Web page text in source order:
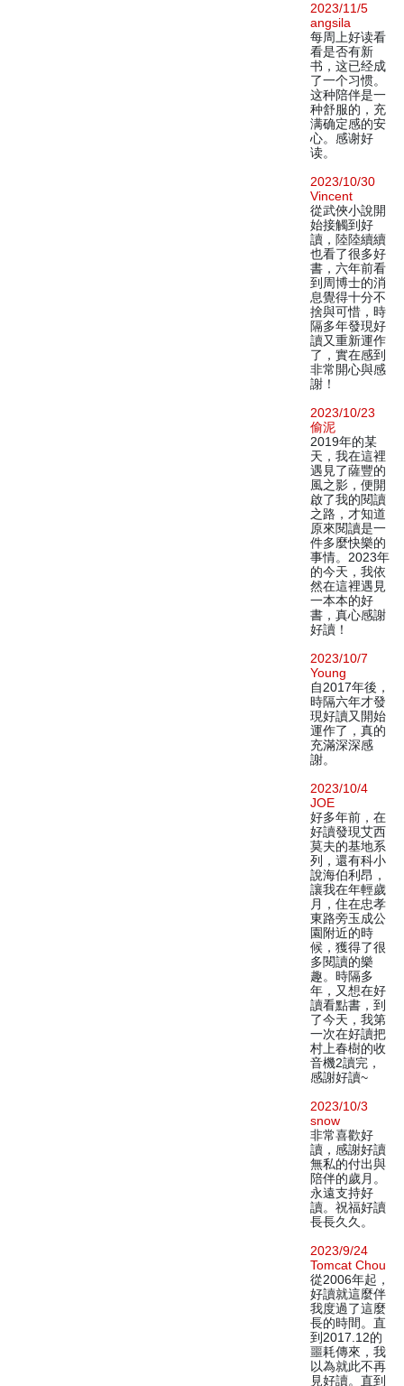
2023/11/5
angsila
每周上好读看
看是否有新
书，这已经成
了一个习惯。
这种陪伴是一
种舒服的，充
满确定感的安
心。感谢好
读。
2023/10/30
Vincent
從武俠小說開
始接觸到好
讀，陸陸續續
也看了很多好
書，六年前看
到周博士的消
息覺得十分不
捨與可惜，時
隔多年發現好
讀又重新運作
了，實在感到
非常開心與感
謝！
2023/10/23
偷泥
2019年的某
天，我在這裡
遇見了薩豐的
風之影，便開
啟了我的閱讀
之路，才知道
原來閱讀是一
件多麼快樂的
事情。2023年
的今天，我依
然在這裡遇見
一本本的好
書，真心感謝
好讀！
2023/10/7
Young
自2017年後，
時隔六年才發
現好讀又開始
運作了，真的
充滿深深感
謝。
2023/10/4
JOE
好多年前，在
好讀發現艾西
莫夫的基地系
列，還有科小
說海伯利昂，
讓我在年輕歲
月，住在忠孝
東路旁玉成公
園附近的時
候，獲得了很
多閱讀的樂
趣。時隔多
年，又想在好
讀看點書，到
了今天，我第
一次在好讀把
村上春樹的收
音機2讀完，
感謝好讀~
2023/10/3
snow
非常喜歡好
讀，感謝好讀
無私的付出與
陪伴的歲月。
永遠支持好
讀。祝福好讀
長長久久。
2023/9/24
Tomcat Chou
從2006年起，
好讀就這麼伴
我度過了這麼
長的時間。直
到2017.12的
噩耗傳來，我
以為就此不再
見好讀。直到